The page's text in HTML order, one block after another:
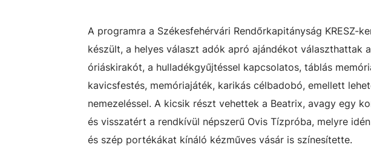
A programra a Székesfehérvári Rendőrkapitányság KRESZ-
készült, a helyes választ adók apró ajándékot választhattak
óriáskirakót, a hulladékgyűjtéssel kapcsolatos, táblás
kavicsfestés, memóriajáték, karikás célbadobó, emellett
nemezeléssel. A kicsik részt vehettek a Beatrix, avagy egy
és visszatért a rendkívül népszerű Ovis Tízpróba, melyre
és szép portékákat kínáló kézműves vásár is színesítette.